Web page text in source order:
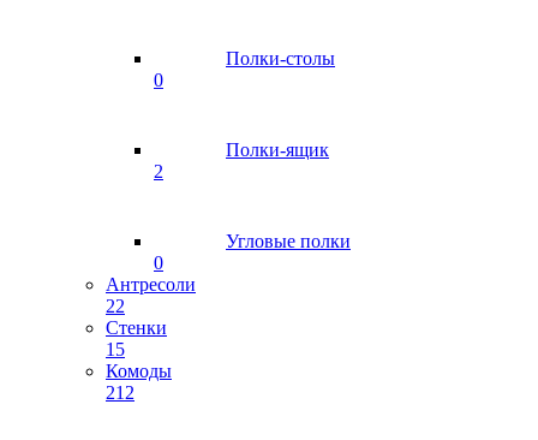
Полки-столы
0
Полки-ящик
2
Угловые полки
0
Антресоли
22
Стенки
15
Комоды
212